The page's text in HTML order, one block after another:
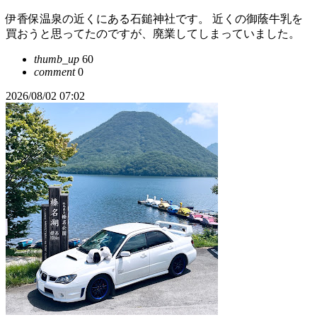
伊香保温泉の近くにある石鎚神社です。 近くの御蔭牛乳を
買おうと思ってたのですが、廃業してしまっていました。
thumb_up 60
comment0
2026/08/02 07:02